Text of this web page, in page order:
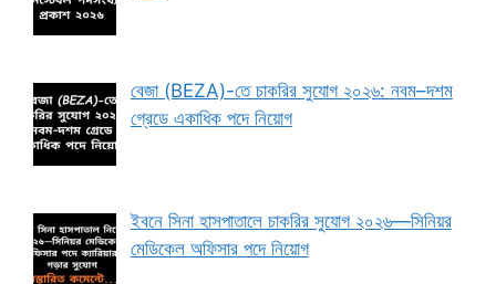
বেজা (BEZA)-তে চাকরির সুযোগ ২০২৬: নবম–দশম
গ্রেডে একাধিক পদে নিয়োগ
ইবনে সিনা হাসপাতালে চাকরির সুযোগ ২০২৬—সিনিয়র
মেডিকেল অফিসার পদে নিয়োগ